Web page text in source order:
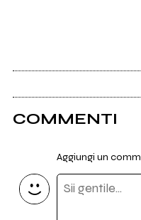
COMMENTI
Aggiungi un